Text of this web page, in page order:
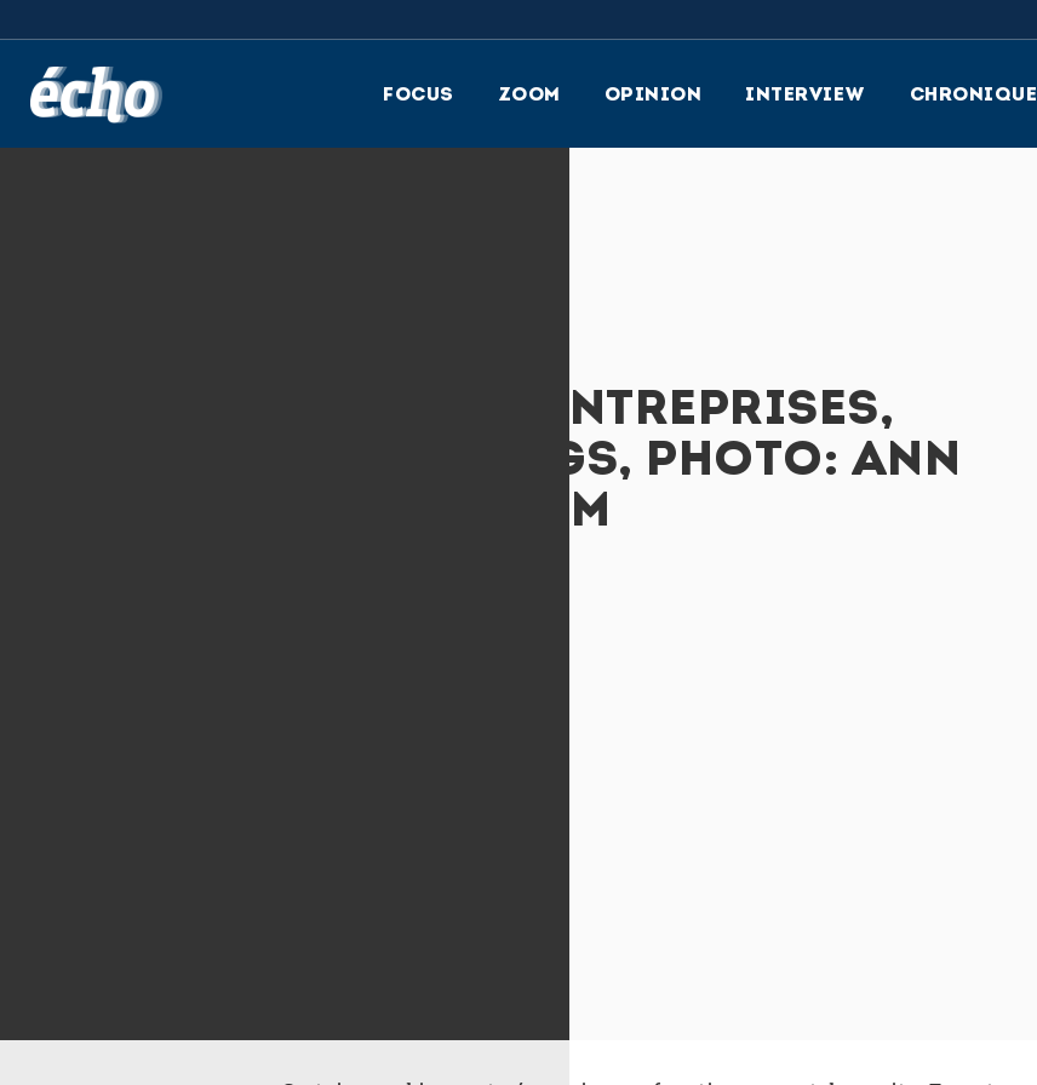
FOCUS ZOOM OPINION INTERVIEW CHRONIQUE
FEDIL; ECHO DES ENTREPRISES,
ZOOM, DATATHINGS, PHOTO: ANN
SOPHIE LINDSTRÖM